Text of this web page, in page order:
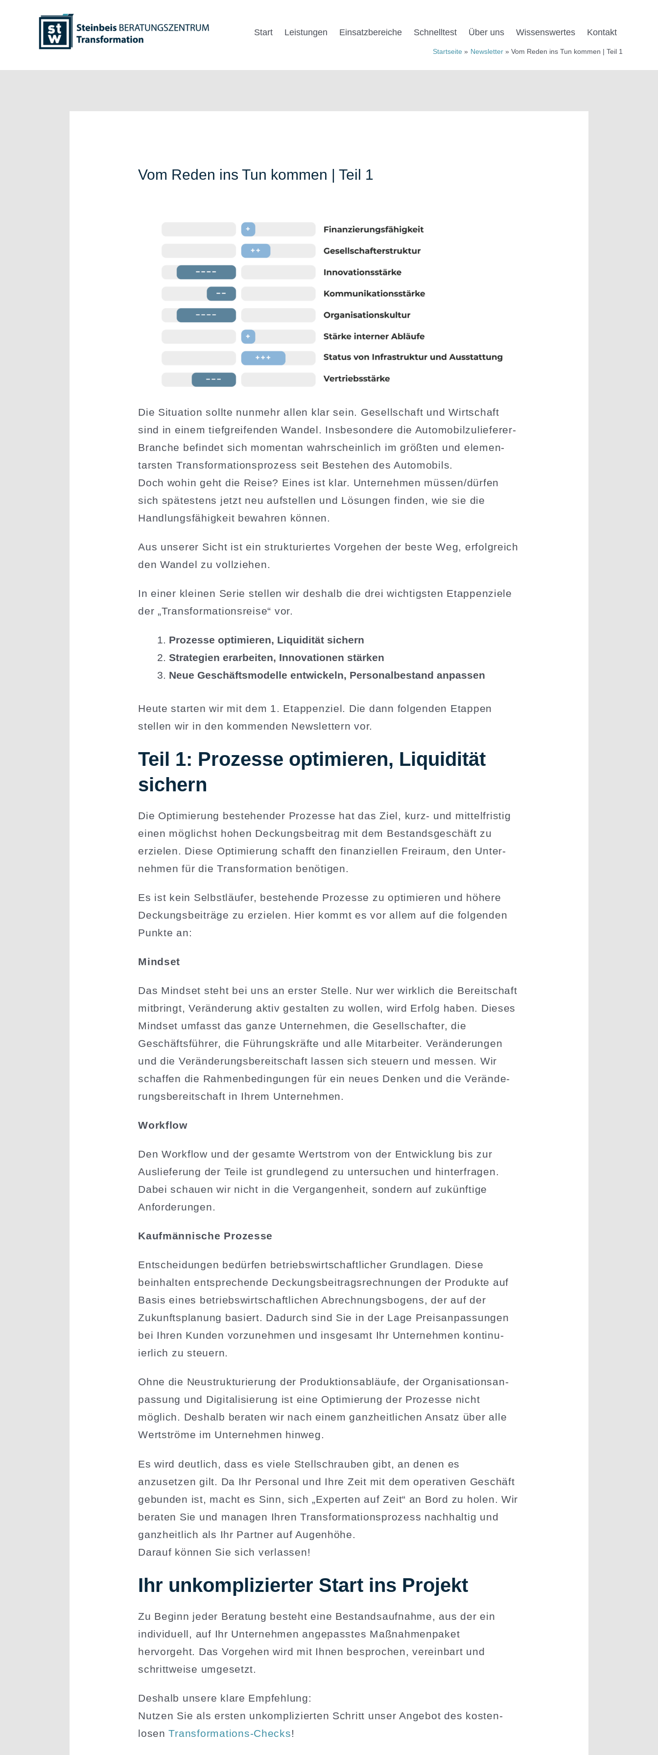
Start Leistungen Einsatz­be­reiche Schnelltest Über uns Wissens­wertes Kontakt
Startseite Newsletter Vom Reden ins Tun kommen | Teil 1
Vom Reden ins Tun kommen | Teil 1
Die Situation sollte nunmehr allen klar sein. Gesell­schaft und Wirtschaft
sind in einem tiefgrei­fenden Wandel. Insbe­sondere die Automo­bil­zu­lie­ferer-
Branche befindet sich momentan wahrscheinlich im größten und elemen­
tarsten Trans­for­ma­ti­ons­prozess seit Bestehen des Automobils.
Doch wohin geht die Reise? Eines ist klar. Unter­nehmen müssen/dürfen
sich spätestens jetzt neu aufstellen und Lösungen finden, wie sie die
Handlungs­fä­higkeit bewahren können.
Aus unserer Sicht ist ein struk­tu­riertes Vorgehen der beste Weg, erfolg­reich
den Wandel zu vollziehen.
In einer kleinen Serie stellen wir deshalb die drei wichtigsten Etappen­ziele
der „Trans­for­ma­ti­ons­reise“ vor.
Prozesse optimieren, Liqui­dität sichern
Strategien erarbeiten, Innova­tionen stärken
Neue Geschäfts­mo­delle entwi­ckeln, Perso­nal­be­stand anpassen
Heute starten wir mit dem 1. Etappenziel. Die dann folgenden Etappen
stellen wir in den kommenden Newslettern vor.
Teil 1: Prozesse optimieren, Liqui­dität
sichern
Die Optimierung bestehender Prozesse hat das Ziel, kurz- und mittel­fristig
einen möglichst hohen Deckungs­beitrag mit dem Bestands­ge­schäft zu
erzielen. Diese Optimierung schafft den finan­zi­ellen Freiraum, den Unter­
nehmen für die Trans­for­mation benötigen.
Es ist kein Selbst­läufer, bestehende Prozesse zu optimieren und höhere
Deckungs­bei­träge zu erzielen. Hier kommt es vor allem auf die folgenden
Punkte an:
Mindset
Das Mindset steht bei uns an erster Stelle. Nur wer wirklich die Bereit­schaft
mitbringt, Verän­derung aktiv gestalten zu wollen, wird Erfolg haben. Dieses
Mindset umfasst das ganze Unter­nehmen, die Gesell­schafter, die
Geschäfts­führer, die Führungs­kräfte und alle Mitar­beiter. Verän­de­rungen
und die Verän­de­rungs­be­reit­schaft lassen sich steuern und messen. Wir
schaffen die Rahmen­be­din­gungen für ein neues Denken und die Verän­de­
rungs­be­reit­schaft in Ihrem Unternehmen.
Workflow
Den Workflow und der gesamte Wertstrom von der Entwicklung bis zur
Auslie­ferung der Teile ist grund­legend zu unter­suchen und hinter­fragen.
Dabei schauen wir nicht in die Vergan­genheit, sondern auf zukünftige
Anforderungen.
Kaufmän­nische Prozesse
Entschei­dungen bedürfen betriebs­wirt­schaft­licher Grund­lagen. Diese
beinhalten entspre­chende Deckungs­bei­trags­rech­nungen der Produkte auf
Basis eines betriebs­wirt­schaft­lichen Abrech­nungs­bogens, der auf der
Zukunfts­planung basiert. Dadurch sind Sie in der Lage Preis­an­pas­sungen
bei Ihren Kunden vorzu­nehmen und insgesamt Ihr Unter­nehmen konti­nu­
ierlich zu steuern.
Ohne die Neustruk­tu­rierung der Produk­ti­ons­ab­läufe, der Organi­sa­ti­ons­an­
passung und Digita­li­sierung ist eine Optimierung der Prozesse nicht
möglich. Deshalb beraten wir nach einem ganzheit­lichen Ansatz über alle
Wertströme im Unter­nehmen hinweg.
Es wird deutlich, dass es viele Stell­schrauben gibt, an denen es
anzusetzen gilt. Da Ihr Personal und Ihre Zeit mit dem opera­tiven Geschäft
gebunden ist, macht es Sinn, sich „Experten auf Zeit“ an Bord zu holen. Wir
beraten Sie und managen Ihren Trans­for­ma­ti­ons­prozess nachhaltig und
ganzheitlich als Ihr Partner auf Augenhöhe.
Darauf können Sie sich verlassen!
Ihr unkom­pli­zierter Start ins Projekt
Zu Beginn jeder Beratung besteht eine Bestands­auf­nahme, aus der ein
indivi­duell, auf Ihr Unter­nehmen angepasstes Maßnah­men­paket
hervorgeht. Das Vorgehen wird mit Ihnen besprochen, vereinbart und
schritt­weise umgesetzt.
Deshalb unsere klare Empfehlung:
Nutzen Sie als ersten unkom­pli­zierten Schritt unser Angebot des kosten­
losenTrans­for­ma­tions-Checks!